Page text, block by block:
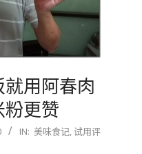
用阿春肉
粉更赞
IN: 美味食记 试用评